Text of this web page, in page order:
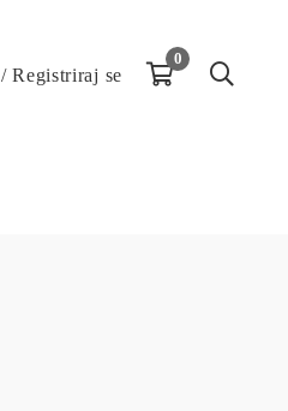
/Registriraj se
0